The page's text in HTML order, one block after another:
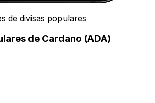
de divisas populares
de Cardano (ADA)